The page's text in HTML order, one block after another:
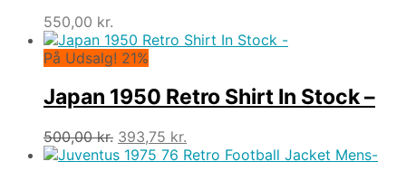
550,00 kr.
På Udsalg! 21%
Japan 1950 Retro Shirt In Stock –
500,00kr. Den
oprindelige
393,75 kr.
aktuelle